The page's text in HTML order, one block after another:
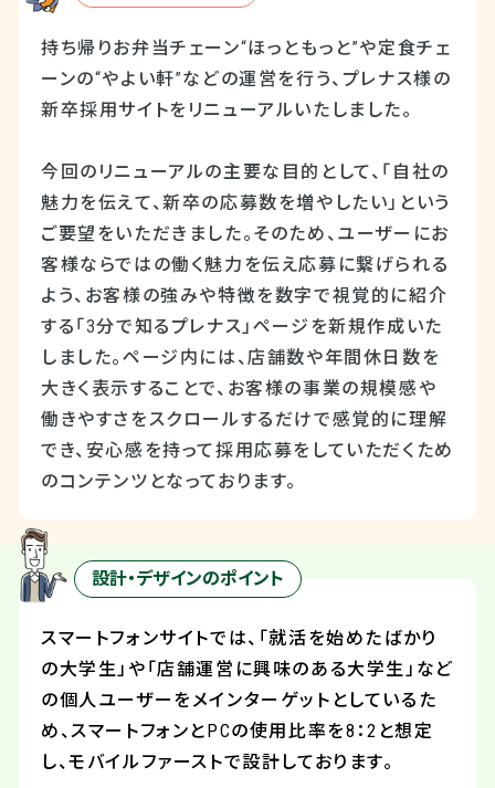
持ち帰りお弁当チェーン“ほっともっと”や定食チェ
ーンの“やよい軒”などの運営を行う、プレナス様の
新卒採用サイトをリニューアルいたしました。
今回のリニューアルの主要な目的として、「自社の
魅力を伝えて、新卒の応募数を増やしたい」という
ご要望をいただきました。そのため、ユーザーにお
客様ならではの働く魅力を伝え応募に繋げられる
よう、お客様の強みや特徴を数字で視覚的に紹介
する「3分で知るプレナス」ページを新規作成いた
しました。ページ内には、店舗数や年間休日数を
大きく表示することで、お客様の事業の規模感や
働きやすさをスクロールするだけで感覚的に理解
でき、安心感を持って採用応募をしていただくため
のコンテンツとなっております。
設計・デザインのポイント
スマートフォンサイトでは、「就活を始めたばかり
の大学生」や「店舗運営に興味のある大学生」など
の個人ユーザーをメインターゲットとしているた
め、スマートフォンとPCの使用比率を8 ：2 と想定
し、モバイルファーストで設計しております。